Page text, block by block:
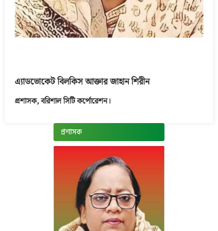
এ্যাডভোকেট বিলকিস আক্তার জাহান শিরীন
প্রশাসক, বরিশাল সিটি কর্পোরেশন।
প্রশাসক